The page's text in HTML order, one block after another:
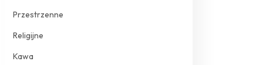
Przestrzenne
Religijne
Kawa